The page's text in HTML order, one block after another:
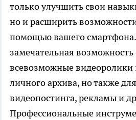
только улучшить свои
но и расширить
помощью вашего
замечательная возможность
всевозможные видеоролики
личного архива, но также
видеопостинга, рекламы и
Профессиональные